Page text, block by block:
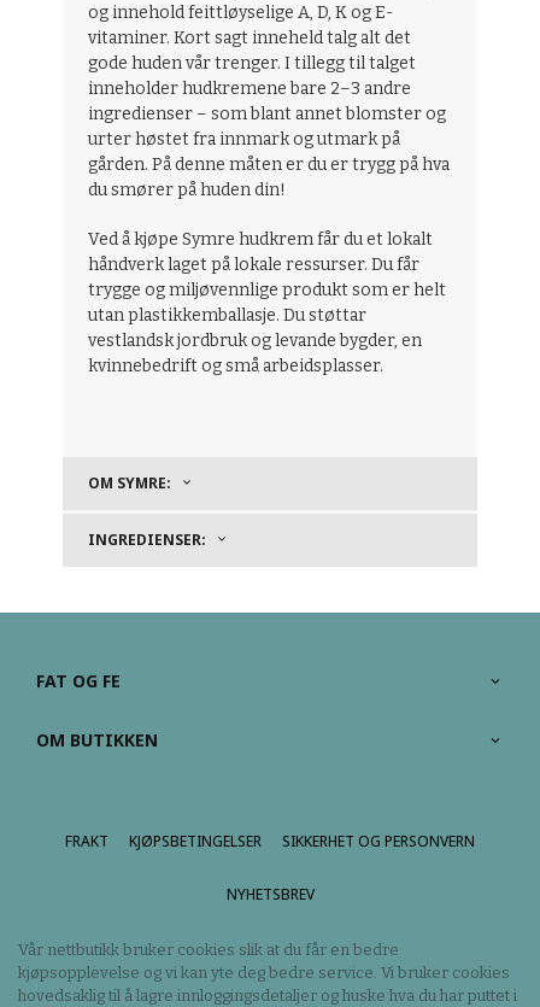
og innehold feittløyselige A, D, K og E-
vitaminer. Kort sagt inneheld talg alt det
gode huden vår trenger. I tillegg til talget
inneholder hudkremene bare 2–3 andre
ingredienser – som blant annet blomster og
urter høstet fra innmark og utmark på
gården. På denne måten er du er trygg på hva
du smører på huden din!
Ved å kjøpe Symre hudkrem får du et lokalt
håndverk laget på lokale ressurser. Du får
trygge og miljøvennlige produkt som er helt
utan plastikkemballasje. Du støttar
vestlandsk jordbruk og levande bygder, en
kvinnebedrift og små arbeidsplasser.
OM SYMRE:
INGREDIENSER:
FAT OG FE
OM BUTIKKEN
FRAKT KJØPSBETINGELSER SIKKERHET OG PERSONVERN
NYHETSBREV
Vår nettbutikk bruker cookies slik at du får en bedre
kjøpsopplevelse og vi kan yte deg bedre service. Vi bruker cookies
hovedsaklig til å lagre innloggingsdetaljer og huske hva du har puttet i